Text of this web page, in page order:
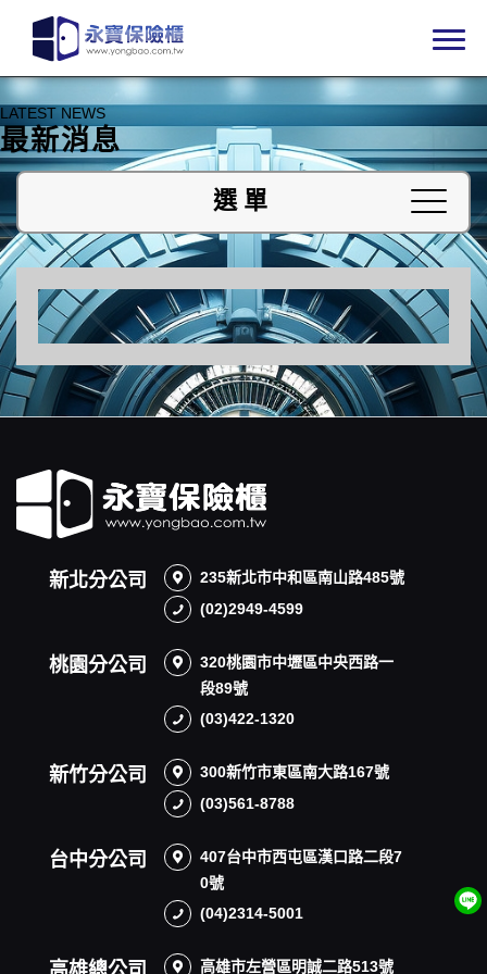
LATEST NEWS
最新消息
選單
新北分公司
235新北市中和區南山路485號
(02)2949-4599
桃園分公司
320桃園市中壢區中央西路一
段89號
(03)422-1320
新竹分公司
300新竹市東區南大路167號
(03)561-8788
台中分公司
407台中市西屯區漢口路二段7
0號
(04)2314-5001
高雄總公司 高雄市左營區明誠二路513號